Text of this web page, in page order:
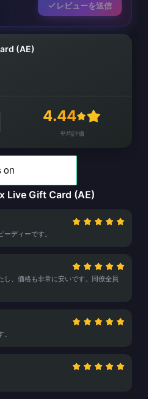
レビューを送信
(AE)
4.44
平均評価
Live Gift Card (AE)
ディーです。
し、価格も非常に安いです。同僚全員